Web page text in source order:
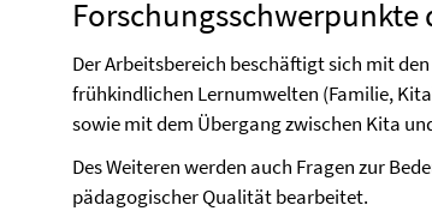
Forschungsschwerpunkte
Der Arbeitsbereich beschäftigt sich mit
frühkindlichen Lernumwelten (Familie,
sowie mit dem Übergang zwischen Kita
Des Weiteren werden auch Fragen zur
pädagogischer Qualität bearbeitet.